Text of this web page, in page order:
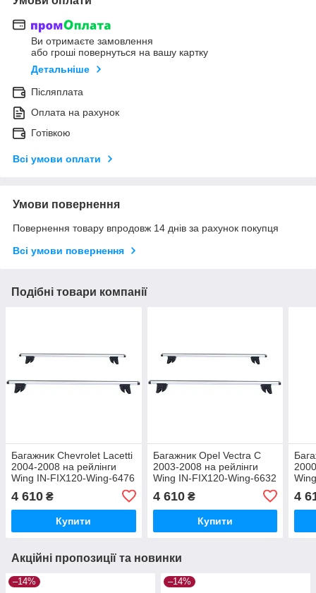
Ви отримаєте замовлення
або гроші повернуться на вашу картку
Детальніше
Післяплата
Оплата на рахунок
Готівкою
Всі умови оплати
Умови повернення
Повернення товару впродовж 14 днів за рахунок покупця
Всі умови повернення
Подібні товари компанії
Багажник Chevrolet Lacetti
2004-2008 на рейлінги
Wing IN-FIX120-Wing-6476
4 610 ₴
Купити
Багажник Opel Vectra C
2003-2008 на рейлінги
Wing IN-FIX120-Wing-6632
4 610₴
Купити
4
Акційні пропозиції та новинки
–14% –14%